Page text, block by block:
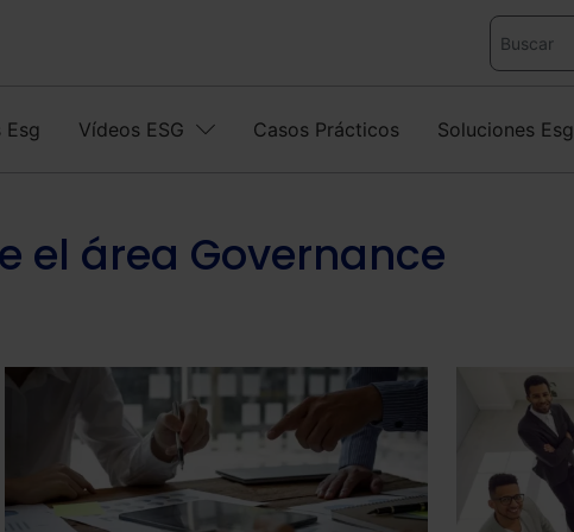
Esg Vídeos ESG Casos Prácticos Soluciones Esg
el área Governance